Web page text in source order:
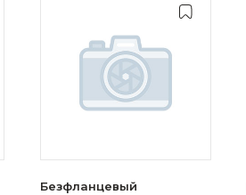
Безфланцевый